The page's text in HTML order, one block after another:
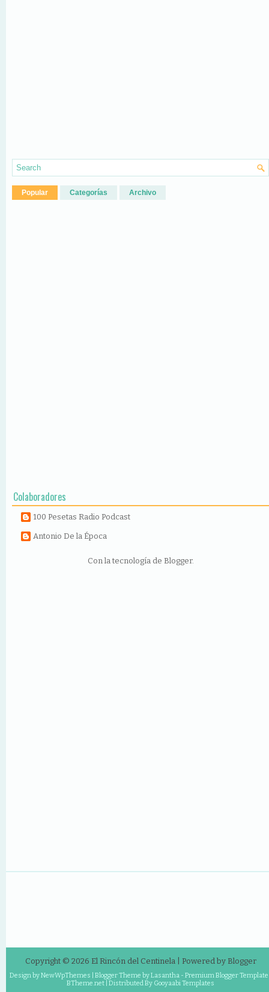
Popular Categorías Archivo
Colaboradores
100 Pesetas Radio Podcast
Antonio De la Época
Con la tecnología de Blogger.
Copyright © 2026 El Rincón del Centinela| Powered by Blogger
Design byNewWpThemes | Blogger Theme byLasantha- Premium Blogger
BTheme.net | Distributed By Gooyaabi Templates